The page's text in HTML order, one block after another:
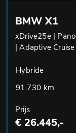
BMW X1
xDrive25e |
| Adaptive
Hybride
91.730 km
Prijs
€ 26.445,-